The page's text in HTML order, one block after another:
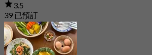
3.5
39 已預訂
起฿ 425